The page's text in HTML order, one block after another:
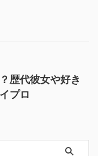
歴代彼女や好き
プロ